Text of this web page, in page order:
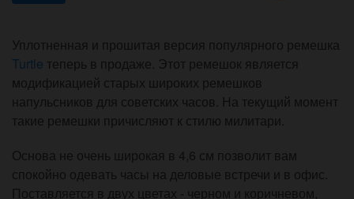
Уплотненная и прошитая версия популярного ремешка
Turtle теперь в продаже. Этот ремешок является
модификацией старых широких ремешков
напульсников для советских часов. На текущий момент
такие ремешки причисляют к стилю милитари.
Основа не очень широкая в 4,6 см позволит вам
спокойно одевать часы на деловые встречи и в офис.
Поставляется в двух цветах - черном и коричневом,